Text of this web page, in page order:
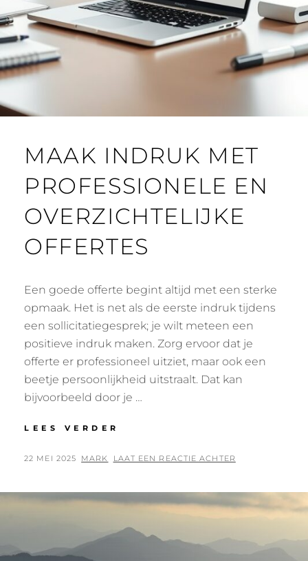
MAAK INDRUK MET
PROFESSIONELE EN
OVERZICHTELIJKE
OFFERTES
Een goede offerte begint altijd met een sterke
opmaak. Het is net als de eerste indruk tijdens
een sollicitatiegesprek; je wilt meteen een
positieve indruk maken. Zorg ervoor dat je
offerte er professioneel uitziet, maar ook een
beetje persoonlijkheid uitstraalt. Dat kan
bijvoorbeeld door je …
LEES VERDER
MET
OVERZICHTELIJKE
GEPLAATST
22 MEI 2025 BY
MARK LAAT EEN REACTIE ACHTER